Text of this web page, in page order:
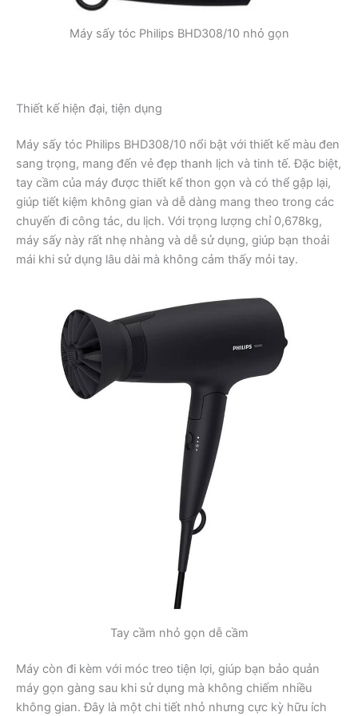
Máy sấy tóc Philips BHD308/10 nhỏ gọn
Thiết kế hiện đại, tiện dụng
Máy sấy tóc Philips BHD308/10 nổi bật với thiết kế màu đen
sang trọng, mang đến vẻ đẹp thanh lịch và tinh tế. Đặc biệt,
tay cầm của máy được thiết kế thon gọn và có thể gập lại,
giúp tiết kiệm không gian và dễ dàng mang theo trong các
chuyến đi công tác, du lịch. Với trọng lượng chỉ 0,678kg,
máy sấy này rất nhẹ nhàng và dễ sử dụng, giúp bạn thoải
mái khi sử dụng lâu dài mà không cảm thấy mỏi tay.
Tay cầm nhỏ gọn dễ cầm
Máy còn đi kèm với móc treo tiện lợi, giúp bạn bảo quản
máy gọn gàng sau khi sử dụng mà không chiếm nhiều
không gian. Đây là một chi tiết nhỏ nhưng cực kỳ hữu ích